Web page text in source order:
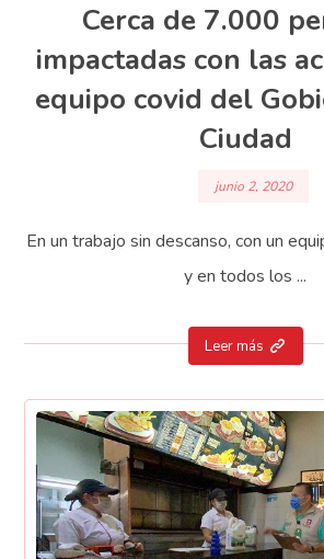
Cerca de 7.000
impactadas con las
equipo covid del
Ciudad
junio 2, 2020
En un trabajo sin descanso, con un
y en todos los ...
Leer más